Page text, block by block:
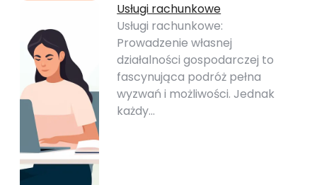
Usługi rachunkowe
Usługi rachunkowe:
Prowadzenie własnej
działalności gospodarczej to
fascynująca podróż pełna
wyzwań i możliwości. Jednak
każdy…